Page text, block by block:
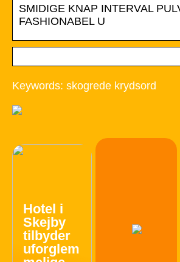
SMIDIGE KNAP INTERVAL
FASHIONABEL U
Keywords: skogrede krydsord
Hotel i
Skejby
tilbyder
uforglem